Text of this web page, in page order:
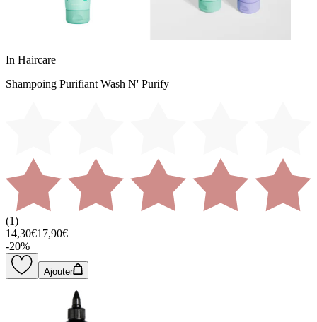
In Haircare
Shampoing Purifiant Wash N' Purify
(1)
14,30€17,90€
-20%
Ajouter